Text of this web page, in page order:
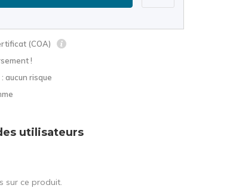
(COA)
!
aucun risque
utilisateurs
sur ce produit.